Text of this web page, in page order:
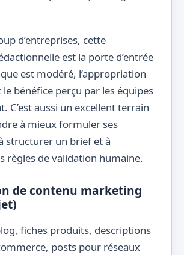
d’entreprises, cette
est la porte d’entrée
est modéré, l’appropriation
le bénéfice perçu par les équipes
C’est aussi un excellent terrain
à mieux formuler ses
structurer un brief et à
règles de validation humaine.
de contenu marketing
fiches produits, descriptions
posts pour réseaux